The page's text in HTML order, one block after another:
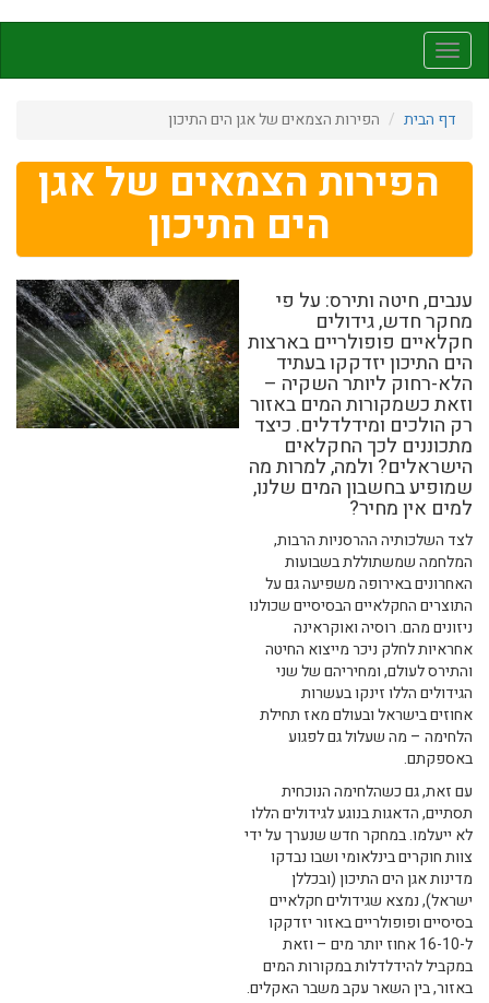
לתוכן
העיקריToggle
navigation
דף הבית
הפירות הצמאים של אגן הים התיכון
הפירות הצמאים של אגן
הים התיכון
ענבים, חיטה ותירס: על פי
מחקר חדש, גידולים
חקלאיים פופולריים בארצות
הים התיכון יזדקקו בעתיד
הלא-רחוק ליותר השקיה –
וזאת כשמקורות המים באזור
רק הולכים ומידלדלים. כיצד
מתכוננים לכך החקלאים
הישראלים? ולמה, למרות מה
שמופיע בחשבון המים שלנו,
למים אין מחיר?
לצד השלכותיה ההרסניות הרבות,
המלחמה שמשתוללת בשבועות
האחרונים באירופה משפיעה גם על
התוצרים החקלאיים הבסיסיים שכולנו
ניזונים מהם. רוסיה ואוקראינה
אחראיות לחלק ניכר מייצוא החיטה
והתירס לעולם, ומחיריהם של שני
הגידולים הללו זינקו בעשרות
אחוזים בישראל ובעולם מאז תחילת
הלחימה – מה שעלול גם לפגוע
באספקתם.
עם זאת, גם כשהלחימה הנוכחית
תסתיים, הדאגות בנוגע לגידולים הללו
לא ייעלמו. במחקר חדש שנערך על ידי
צוות חוקרים בינלאומי ושבו נבדקו
מדינות אגן הים התיכון (ובכללן
ישראל), נמצא שגידולים חקלאיים
בסיסיים ופופולריים באזור יזדקקו
ל-16-10 אחוז יותר מים – וזאת
במקביל להידלדלות במקורות המים
באזור, בין השאר עקב משבר האקלים.